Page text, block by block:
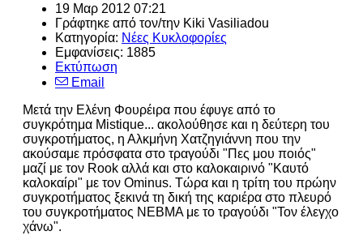
19 Μαρ 2012 07:21
Γράφτηκε από τον/την Kiki Vasiliadou
Κατηγορία: Νέες Κυκλοφορίες
Εμφανίσεις: 1885
Εκτύπωση
Email
Μετά την Ελένη Φουρέιρα που έφυγε από το
συγκρότημα Mistique... ακολούθησε και η δεύτερη του
συγκροτήματος, η Αλκμήνη Χατζηγιάννη που την
ακούσαμε πρόσφατα στο τραγούδι "Πες μου ποιός"
μαζί με τον Rook αλλά και στο καλοκαιρινό "Καυτό
καλοκαίρι" με τον Ominus. Τώρα και η τρίτη του πρώην
συγκροτήματος ξεκινά τη δική της καριέρα στο πλευρό
του συγκροτήματος NEBMA με το τραγούδι "Τον έλεγχο
χάνω".